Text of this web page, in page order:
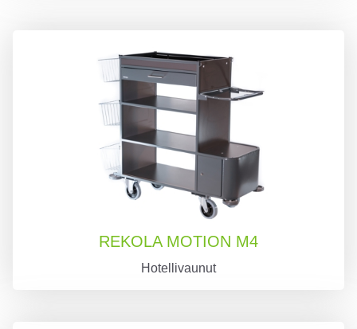
REKOLA MOTION M4
Hotellivaunut